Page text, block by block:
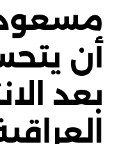
مسعود
أن
بعد